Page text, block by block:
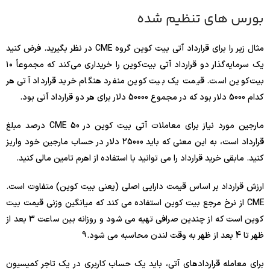
بورس های تنظیم شده
مثال زیر را برای قرارداد آتی بیت کوین گروه CME در نظر بگیرید. فرض کنید
یک سرمایه‌گذار دو قرارداد آتی بیت‌کوین را خریداری می‌کند که مجموعاً ۱۰
بیت‌کوین است. قیمت یک بیت کوین منفرد هنگام خرید قرارداد آتی هر
کدام 5000 دلار بود که در مجموع 50000 دلار برای هر دو قرارداد آتی بود.
مارجین مورد نیاز برای معاملات آتی بیت کوین در CME 50 درصد مبلغ
قرارداد است، به این معنی که باید 25000 دلار در حساب مارجین خود واریز
کنید. مابقی خرید قرارداد را می توانید با استفاده از اهرم تامین مالی کنید.
ارزش قرارداد بر اساس قیمت دارایی اصلی (یعنی بیت کوین) متفاوت است.
CME از نرخ مرجع بیت کوین استفاده می کند که میانگین وزنی قیمت بیت
کوین است که از چندین صرافی تهیه می شود و روزانه بین ساعت 3 بعد از
ظهر تا 4 بعد از ظهر به وقت لندن محاسبه می شود.
9
برای معامله قراردادهای آتی، باید یک حساب کاربری در یک تاجر کمیسیون